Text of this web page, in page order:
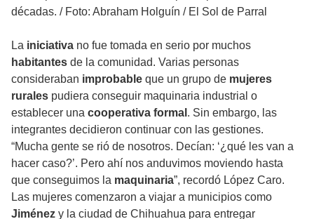
décadas. / Foto: Abraham Holguín / El Sol de Parral
La iniciativa no fue tomada en serio por muchos
habitantes de la comunidad. Varias personas
consideraban improbable que un grupo de mujeres
rurales pudiera conseguir maquinaria industrial o
establecer una cooperativa formal . Sin embargo, las
integrantes decidieron continuar con las gestiones.
“Mucha gente se rió de nosotros. Decían: ‘¿qué les van a
hacer caso?’. Pero ahí nos anduvimos moviendo hasta
que conseguimos la maquinaria”, recordó López Caro.
Las mujeres comenzaron a viajar a municipios como
Jiménez y la ciudad de Chihuahua para entregar